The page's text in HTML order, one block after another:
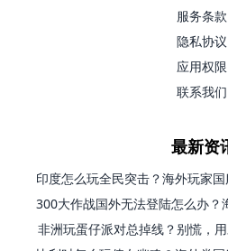
服务条款
隐私协议
应用权限
联系我们
最新资
非洲玩蛋仔派对总掉线？别慌，